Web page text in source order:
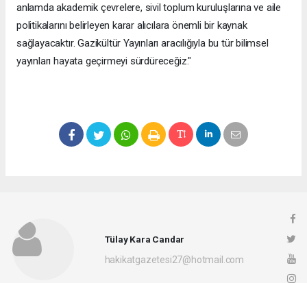
anlamda akademik çevrelere, sivil toplum kuruluşlarına ve aile
politikalarını belirleyen karar alıcılara önemli bir kaynak
sağlayacaktır. Gazikültür Yayınları aracılığıyla bu tür bilimsel
yayınları hayata geçirmeyi sürdüreceğiz."
Tülay Kara Candar
hakikatgazetesi27@hotmail.com